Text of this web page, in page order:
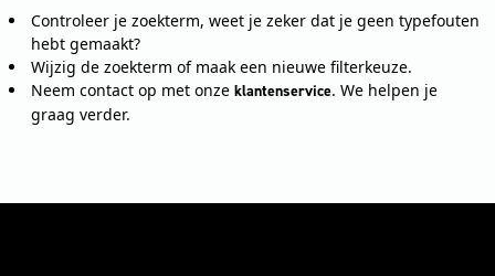
Controleer je zoekterm, weet je zeker dat je geen typefouten
hebt gemaakt?
Wijzig de zoekterm of maak een nieuwe filterkeuze.
Neem contact op met onze klantenservice. We helpen je
graag verder.